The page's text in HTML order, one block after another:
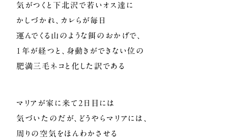
気がつくと下北沢で若いオス達に
かしづかれ、カレらが毎日
運んでくる山のような餌のおかげで、
1年が経つと、身動きができない位の
肥満三毛ネコと化した訳である
マリアが家に来て2日目には
気づいたのだが、どうやらマリアには、
周りの空気をほんわかさせる